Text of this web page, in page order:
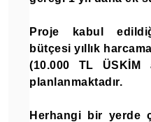
Proje kabul
bütçesi yıllık
(10.000 TL ÜSKİM
planlanmaktadır.
Herhangi bir yerde